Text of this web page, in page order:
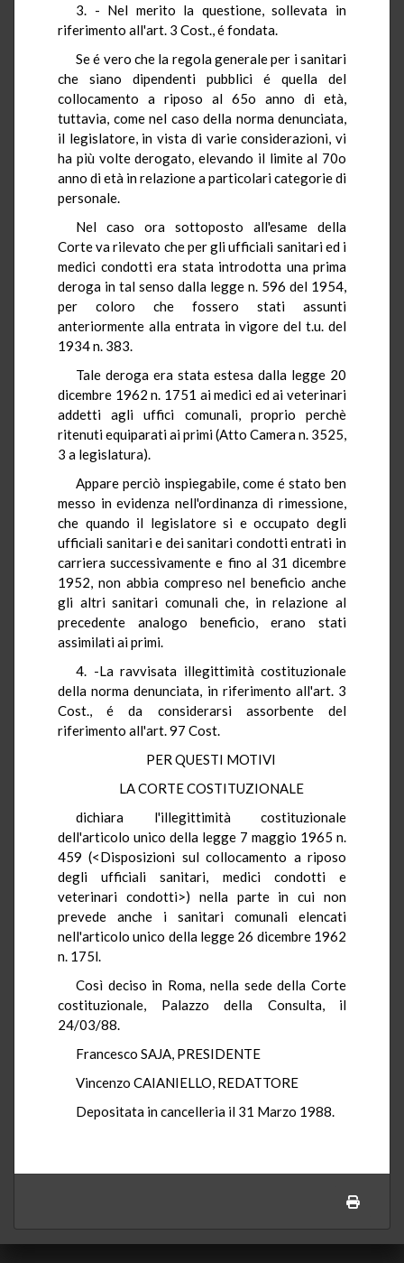
3. - Nel merito la questione, sollevata in
riferimento all'art. 3 Cost., é fondata.
Se é vero che la regola generale per i sanitari
che siano dipendenti pubblici é quella del
collocamento a riposo al 65o anno di età,
tuttavia, come nel caso della norma denunciata,
il legislatore, in vista di varie considerazioni, vi
ha più volte derogato, elevando il limite al 70o
anno di età in relazione a particolari categorie di
personale.
Nel caso ora sottoposto all'esame della
Corte va rilevato che per gli ufficiali sanitari ed i
medici condotti era stata introdotta una prima
deroga in tal senso dalla legge n. 596 del 1954,
per coloro che fossero stati assunti
anteriormente alla entrata in vigore del t.u. del
1934 n. 383.
Tale deroga era stata estesa dalla legge 20
dicembre 1962 n. 1751 ai medici ed ai veterinari
addetti agli uffici comunali, proprio perchè
ritenuti equiparati ai primi (Atto Camera n. 3525,
3 a legislatura).
Appare perciò inspiegabile, come é stato ben
messo in evidenza nell'ordinanza di rimessione,
che quando il legislatore si e occupato degli
ufficiali sanitari e dei sanitari condotti entrati in
carriera successivamente e fino al 31 dicembre
1952, non abbia compreso nel beneficio anche
gli altri sanitari comunali che, in relazione al
precedente analogo beneficio, erano stati
assimilati ai primi.
4. -La ravvisata illegittimità costituzionale
della norma denunciata, in riferimento all'art. 3
Cost., é da considerarsi assorbente del
riferimento all'art. 97 Cost.
PER QUESTI MOTIVI
LA CORTE COSTITUZIONALE
dichiara l'illegittimità costituzionale
dell'articolo unico della legge 7 maggio 1965 n.
459 (<Disposizioni sul collocamento a riposo
degli ufficiali sanitari, medici condotti e
veterinari condotti>) nella parte in cui non
prevede anche i sanitari comunali elencati
nell'articolo unico della legge 26 dicembre 1962
n. 175l.
Così deciso in Roma, nella sede della Corte
costituzionale, Palazzo della Consulta, il
24/03/88.
Francesco SAJA, PRESIDENTE
Vincenzo CAIANIELLO, REDATTORE
Depositata in cancelleria il 31 Marzo 1988.